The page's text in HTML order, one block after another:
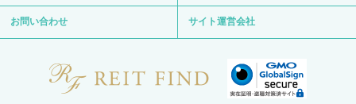
お問い合わせ サイト運営会社